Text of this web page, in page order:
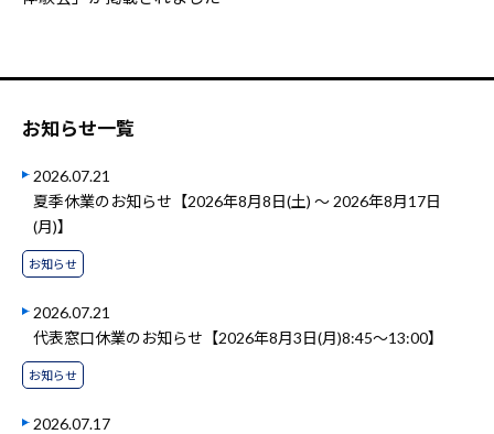
お知らせ一覧
2026.07.21
夏季休業のお知らせ【2026年8月8日(土) ～ 2026年8月17日
(月)】
お知らせ
2026.07.21
代表窓口休業のお知らせ【2026年8月3日(月)8:45～13:00】
お知らせ
2026.07.17